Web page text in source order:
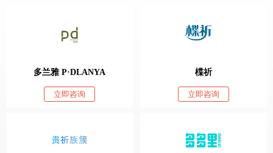
多兰雅 P·DLANYA
立即咨询
楪祈
立即咨询